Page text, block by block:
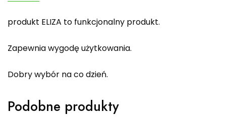
produkt ELIZA to funkcjonalny produkt.
Zapewnia wygodę użytkowania.
Dobry wybór na co dzień.
Podobne produkty